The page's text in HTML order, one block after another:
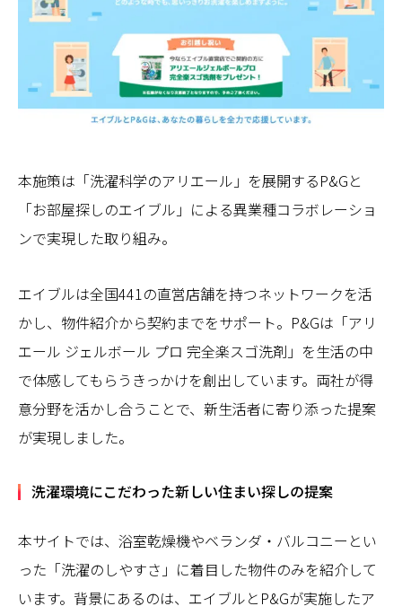
本施策は「洗濯科学のアリエール」を展開するP&Gと
「お部屋探しのエイブル」による異業種コラボレーショ
ンで実現した取り組み。
エイブルは全国441の直営店舗を持つネットワークを活
かし、物件紹介から契約までをサポート。P&Gは「アリ
エール ジェルボール プロ 完全楽スゴ洗剤」を生活の中
で体感してもらうきっかけを創出しています。両社が得
意分野を活かし合うことで、新生活者に寄り添った提案
が実現しました。
洗濯環境にこだわった新しい住まい探しの提案
本サイトでは、浴室乾燥機やベランダ・バルコニーとい
った「洗濯のしやすさ」に着目した物件のみを紹介して
います。背景にあるのは、エイブルとP&Gが実施したア